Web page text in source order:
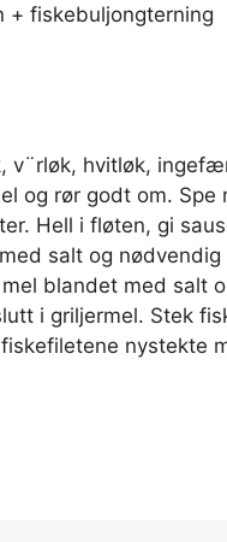
+ fiskebuljongterning
v¨rløk, hvitløk,
og rør godt om.
Hell i fløten, gi
salt og
blandet med salt
i griljermel. Stek
nystekte